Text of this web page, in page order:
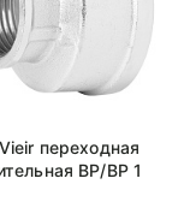
переходная
ВР/ВР 1